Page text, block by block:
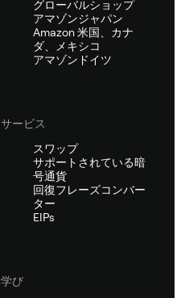
グローバルショップ
アマゾンジャパン
Amazon 米国、カナ
ダ、メキシコ
アマゾンドイツ
サービス
スワップ
サポートされている暗
号通貨
回復フレーズコンバー
ター
EIPs
学び